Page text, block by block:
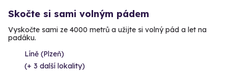
Skočte si sami volným pádem
Vyskočte sami ze 4000 metrů a užijte si volný pád a let na
padáku.
Líně (Plzeň)
(+ 3 další lokality)